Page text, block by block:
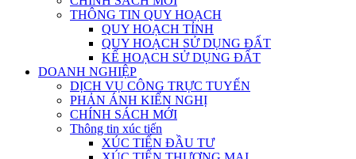
THÔNG TIN QUY HOẠCH
QUY HOẠCH TỈNH
QUY HOẠCH SỬ DỤNG ĐẤT
KẾ HOẠCH SỬ DỤNG ĐẤT
DOANH NGHIỆP
DỊCH VỤ CÔNG TRỰC TUYẾN
PHẢN ÁNH KIẾN NGHỊ
CHÍNH SÁCH MỚI
Thông tin xúc tiến
XÚC TIẾN ĐẦU TƯ